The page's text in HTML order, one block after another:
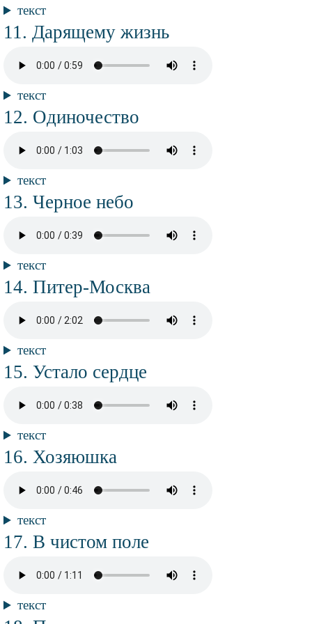
Текст
композиции
текст
Название
композиции
Дарящему жизнь
файл
Текст
композиции
текст
Название
композиции
Одиночество
файл
Текст
композиции
текст
Название
композиции
Черное небо
файл
Текст
композиции
текст
НазваниеПитер-Москва
файл
Текст
композиции
текст
НазваниеУстало сердце
файл
Текст
композиции
текст
НазваниеХозяюшка
файл
Текст
композиции
текст
НазваниеВ чистом поле
файл
Текст
композиции
текст